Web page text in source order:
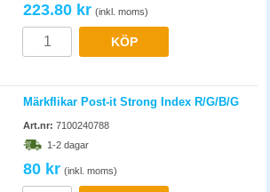
223.80 kr (inkl. moms)
KÖP
Märkflikar Post-it Strong Index R/G/B/G
Art.nr: 7100240788
1-2 dagar
80 kr (inkl. moms)